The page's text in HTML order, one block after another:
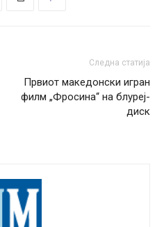
Следна статија
Првиот македонски игран
филм „Фросина“ на блуреј-
диск